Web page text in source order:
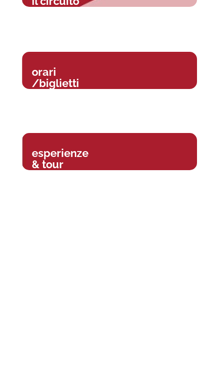
orari
/biglietti
esperienze
& tour